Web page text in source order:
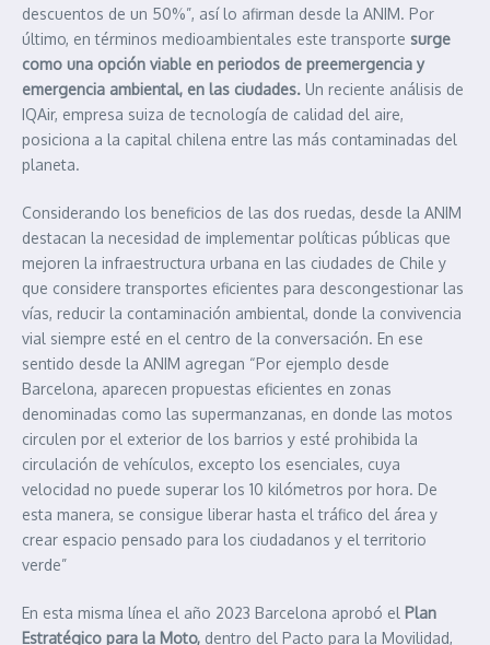
descuentos de un 50%”, así lo afirman desde la ANIM. Por
último, en términos medioambientales este transporte surge
como una opción viable en periodos de preemergencia y
emergencia ambiental, en las ciudades. Un reciente análisis de
IQAir, empresa suiza de tecnología de calidad del aire,
posiciona a la capital chilena entre las más contaminadas del
planeta.
Considerando los beneficios de las dos ruedas, desde la ANIM
destacan la necesidad de implementar políticas públicas que
mejoren la infraestructura urbana en las ciudades de Chile y
que considere transportes eficientes para descongestionar las
vías, reducir la contaminación ambiental, donde la convivencia
vial siempre esté en el centro de la conversación. En ese
sentido desde la ANIM agregan “Por ejemplo desde
Barcelona, aparecen propuestas eficientes en zonas
denominadas como las supermanzanas, en donde las motos
circulen por el exterior de los barrios y esté prohibida la
circulación de vehículos, excepto los esenciales, cuya
velocidad no puede superar los 10 kilómetros por hora. De
esta manera, se consigue liberar hasta el tráfico del área y
crear espacio pensado para los ciudadanos y el territorio
verde”
En esta misma línea el año 2023 Barcelona aprobó el Plan
Estratégico para la Moto, dentro del Pacto para la Movilidad,